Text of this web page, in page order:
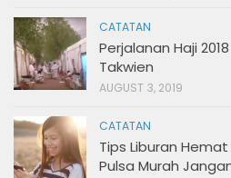
CATATAN
Perjalanan Haji
Takwien
AUGUST 3, 2019
CATATAN
Tips Liburan
Pulsa Murah